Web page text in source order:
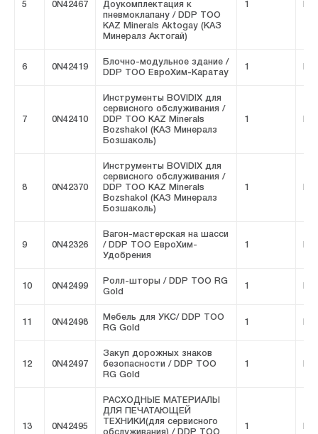
5 0N42467
Доукомплектация к
пневмоклапану / DDP ТОО
KAZ Minerals Aktogay (КАЗ
Минералз Актогай)
1
6 0N42419
Блочно-модульное здание /
DDP ТОО ЕвроХим-Каратау
1
7 0N42410
Инструменты BOVIDIX для
сервисного обслуживания /
DDP ТОО KAZ Minerals
Bozshakol (КАЗ Минералз
Бозшаколь)
1
8 0N42370
Инструменты BOVIDIX для
сервисного обслуживания /
DDP ТОО KAZ Minerals
Bozshakol (КАЗ Минералз
Бозшаколь)
1
9 0N42326
Вагон-мастерская на шасси
/ DDP ТОО ЕвроХим-
Удобрения
1
10 0N42499
Ролл-шторы / DDP ТОО RG
Gold
1
11 0N42498
Мебель для УКС/ DDP ТОО
RG Gold
1
12 0N42497
Закуп дорожных знаков
безопасности / DDP ТОО
RG Gold
1
13 0N42495
РАСХОДНЫЕ МАТЕРИАЛЫ
ДЛЯ ПЕЧАТАЮЩЕЙ
ТЕХНИКИ(для сервисного
обслуживания) / DDP ТОО
1